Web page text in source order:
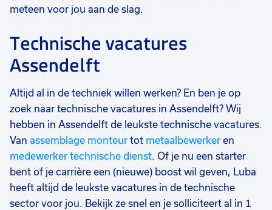
meteen voor jou aan de slag.
Technische vacatures
Assendelft
Altijd al in de techniek willen werken? En ben je op
zoek naar technische vacatures in Assendelft? Wij
hebben in Assendelft de leukste technische vacatures.
Van assemblage monteur tot metaalbewerker en
medewerker technische dienst. Of je nu een starter
bent of je carrière een (nieuwe) boost wil geven, Luba
heeft altijd de leukste vacatures in de technische
sector voor jou. Bekijk ze snel en je solliciteert al in 1